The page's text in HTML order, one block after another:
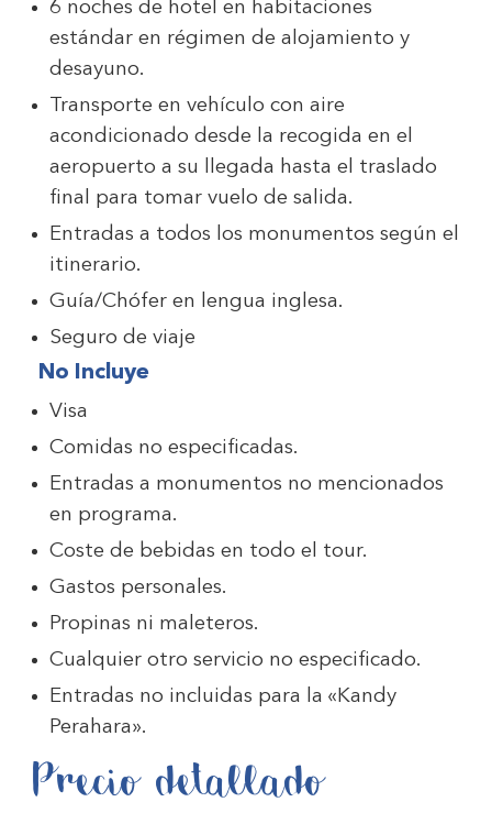
6 noches de hotel en habitaciones
estándar en régimen de alojamiento y
desayuno.
Transporte en vehículo con aire
acondicionado desde la recogida en el
aeropuerto a su llegada hasta el traslado
final para tomar vuelo de salida.
Entradas a todos los monumentos según el
itinerario.
Guía/Chófer en lengua inglesa.
Seguro de viaje
No Incluye
Visa
Comidas no especificadas.
Entradas a monumentos no mencionados
en programa.
Coste de bebidas en todo el tour.
Gastos personales.
Propinas ni maleteros.
Cualquier otro servicio no especificado.
Entradas no incluidas para la «Kandy
Perahara».
Precio detallado